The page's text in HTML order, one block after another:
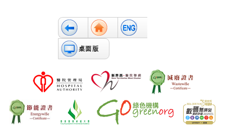
桌面版